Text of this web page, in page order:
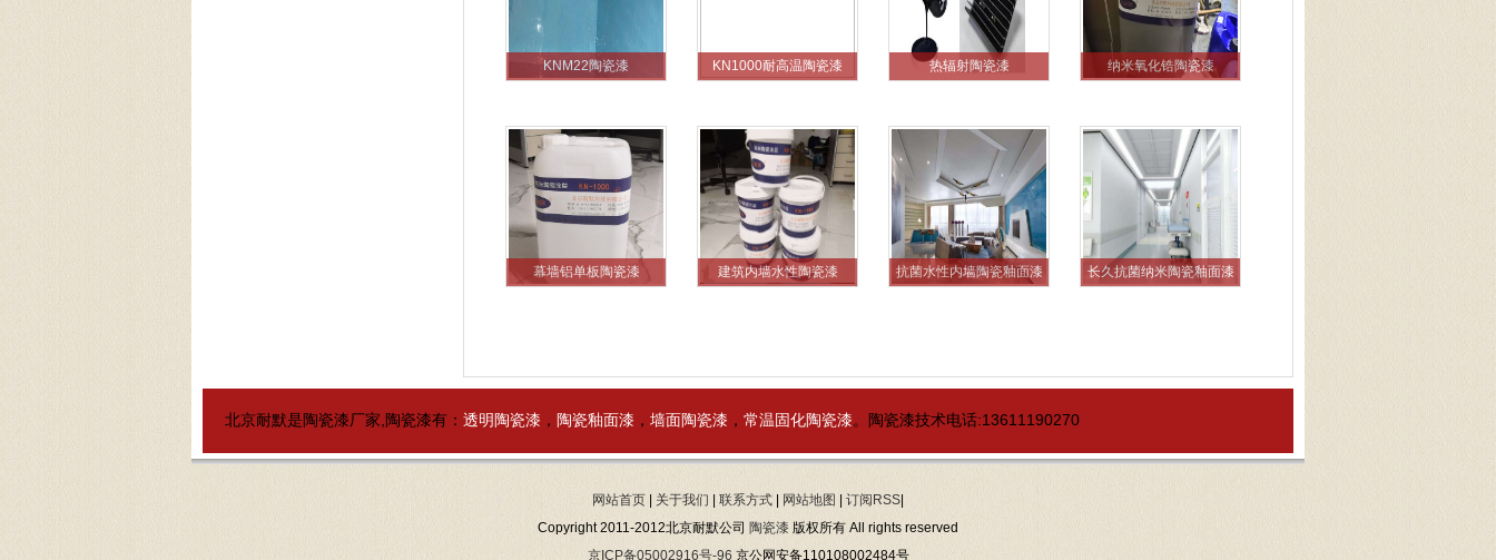
KNM22陶瓷漆 KN1000耐高温陶瓷漆 热辐射陶瓷漆 纳米氧化锆陶瓷漆
幕墙铝单板陶瓷漆 建筑内墙水性陶瓷漆 抗菌水性内墙陶瓷釉面漆 长久抗菌纳米陶瓷釉面漆
北京耐默是陶瓷漆厂家,陶瓷漆有： 透明陶瓷漆 ， 陶瓷釉面漆 ， 墙面陶瓷漆 ， 常温固化陶瓷漆。陶瓷漆技术电话:13611190270
网站首页 关于我们 联系方式 网站地图 订阅RSS
Copyright 2011-2012北京耐默公司 陶瓷漆 版权所有 All rights reserved
京ICP备05002916号-96 京公网安备110108002484号